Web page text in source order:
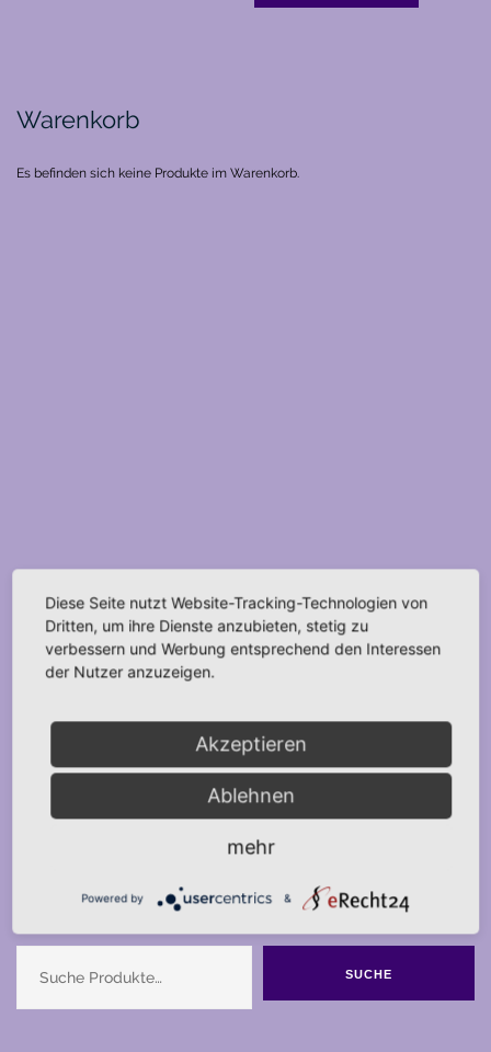
Warenkorb
Es befinden sich keine Produkte im Warenkorb.
SUCHE
Diese Seite nutzt Website-Tracking-Technologien von
Dritten, um ihre Dienste anzubieten, stetig zu
verbessern und Werbung entsprechend den Interessen
der Nutzer anzuzeigen.
Akzeptieren
Ablehnen
mehr
Powered by &